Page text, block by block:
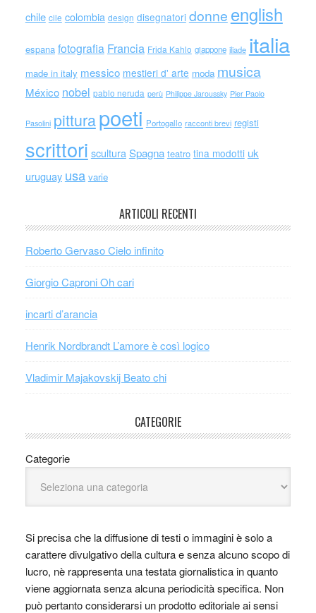
chile cile colombia design disegnatori donne english
espana fotografia Francia Frida Kahlo giappone iliade italia
made in italy messico mestieri d' arte moda musica
México nobel pablo neruda perù Philippe Jaroussky Pier Paolo
Pasolini pitturapoeti Portogallo racconti brevi registi
scrittori scultura Spagna teatro tina modotti uk
uruguay usa varie
ARTICOLI RECENTI
Roberto Gervaso Cielo infinito
Giorgio Caproni Oh cari
incarti d’arancia
Henrik Nordbrandt L’amore è così logico
Vladimir Majakovskij Beato chi
CATEGORIE
Categorie
Si precisa che la diffusione di testi o immagini è solo a
carattere divulgativo della cultura e senza alcuno scopo di
lucro, nè rappresenta una testata giornalistica in quanto
viene aggiornata senza alcuna periodicità specifica. Non
può pertanto considerarsi un prodotto editoriale ai sensi